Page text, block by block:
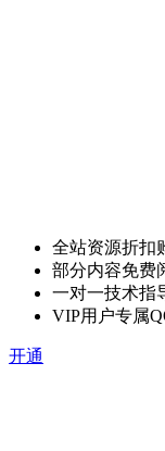
全站资源折扣
部分内容免费
一对一技术指
VIP用户专属
开通